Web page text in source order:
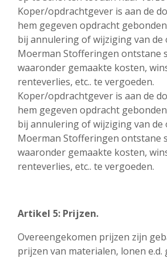
Koper/opdrachtgever is aan de
hem gegeven opdracht
bij annulering of wijziging van de
Moerman Stofferingen ontstane
waaronder gemaakte kosten,
renteverlies, etc.. te vergoeden.
Koper/opdrachtgever is aan de
hem gegeven opdracht
bij annulering of wijziging van de
Moerman Stofferingen ontstane
waaronder gemaakte kosten,
renteverlies, etc.. te vergoeden.
Artikel 5: Prijzen.
Overeengekomen prijzen zijn
prijzen van materialen, lonen e.d.